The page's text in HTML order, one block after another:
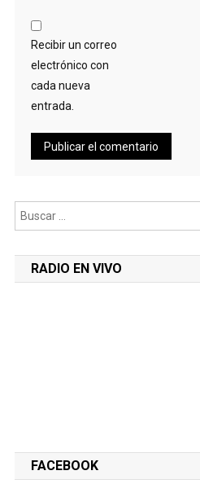
Recibir un correo
electrónico con
cada nueva
entrada.
RADIO EN VIVO
FACEBOOK